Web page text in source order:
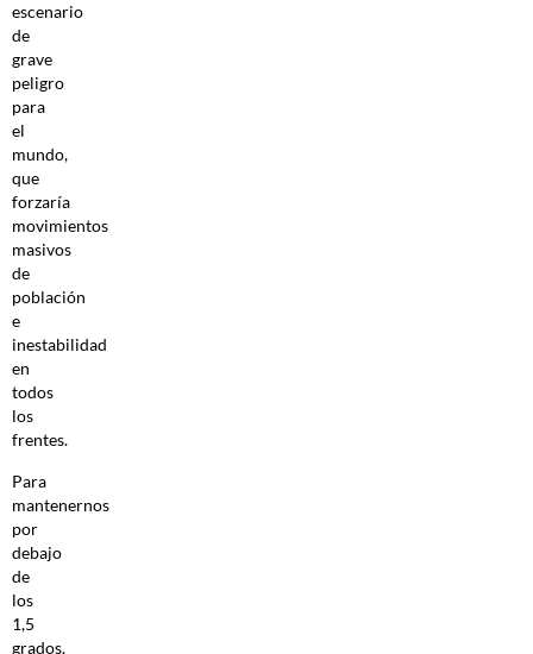
escenario
de
grave
peligro
para
el
mundo,
que
forzaría
movimientos
masivos
de
población
e
inestabilidad
en
todos
los
frentes.
Para
mantenernos
por
debajo
de
los
1,5
grados,